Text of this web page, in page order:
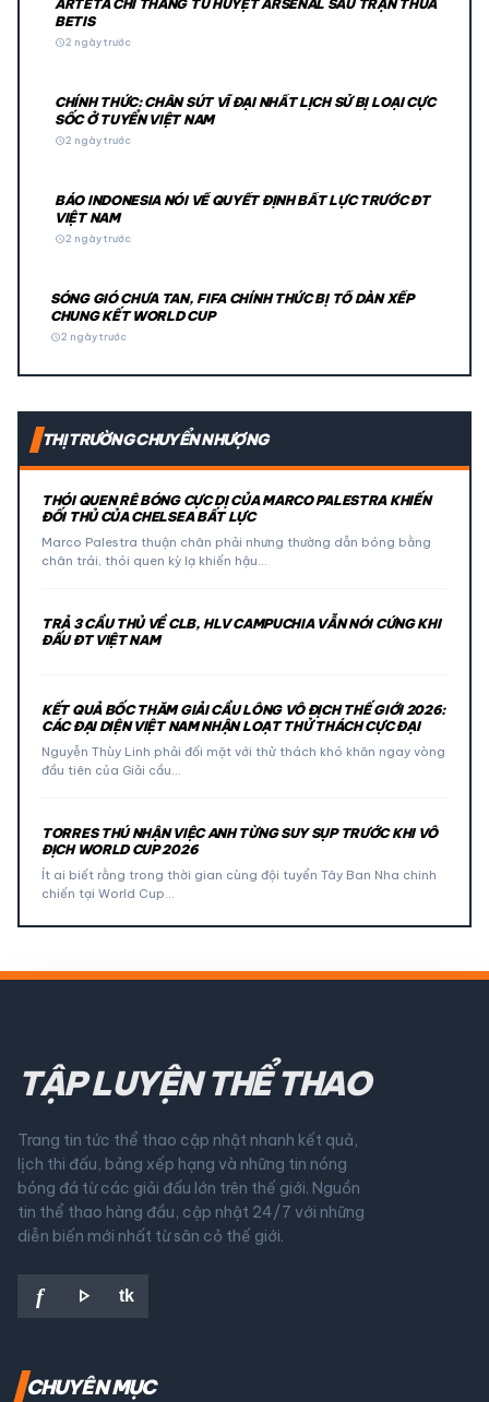
ARTETA CHỈ THẲNG TỬ HUYỆT ARSENAL SAU TRẬN THUA
BETIS
schedule2 ngày trước
CHÍNH THỨC: CHÂN SÚT VĨ ĐẠI NHẤT LỊCH SỬ BỊ LOẠI CỰC
SỐC Ở TUYỂN VIỆT NAM
schedule2 ngày trước
BÁO INDONESIA NÓI VỀ QUYẾT ĐỊNH BẤT LỰC TRƯỚC ĐT
VIỆT NAM
schedule2 ngày trước
SÓNG GIÓ CHƯA TAN, FIFA CHÍNH THỨC BỊ TỐ DÀN XẾP
CHUNG KẾT WORLD CUP
schedule2 ngày trước
THỊ TRƯỜNG CHUYỂN NHƯỢNG
THÓI QUEN RÊ BÓNG CỰC DỊ CỦA MARCO PALESTRA KHIẾN
ĐỐI THỦ CỦA CHELSEA BẤT LỰC
Marco Palestra thuận chân phải nhưng thường dẫn bóng bằng
chân trái, thói quen kỳ lạ khiến hậu…
TRẢ 3 CẦU THỦ VỀ CLB, HLV CAMPUCHIA VẪN NÓI CỨNG KHI
ĐẤU ĐT VIỆT NAM
KẾT QUẢ BỐC THĂM GIẢI CẦU LÔNG VÔ ĐỊCH THẾ GIỚI 2026:
CÁC ĐẠI DIỆN VIỆT NAM NHẬN LOẠT THỬ THÁCH CỰC ĐẠI
Nguyễn Thùy Linh phải đối mặt với thử thách khó khăn ngay vòng
đầu tiên của Giải cầu…
TORRES THÚ NHẬN VIỆC ANH TỪNG SUY SỤP TRƯỚC KHI VÔ
ĐỊCH WORLD CUP 2026
Ít ai biết rằng trong thời gian cùng đội tuyển Tây Ban Nha chinh
chiến tại World Cup…
TẬP LUYỆN THỂ THAO
Trang tin tức thể thao cập nhật nhanh kết quả,
lịch thi đấu, bảng xếp hạng và những tin nóng
bóng đá từ các giải đấu lớn trên thế giới. Nguồn
tin thể thao hàng đầu, cập nhật 24/7 với những
diễn biến mới nhất từ sân cỏ thế giới.
f play_arrow tk
CHUYÊN MỤC